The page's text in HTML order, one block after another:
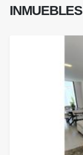
INMUEBLES